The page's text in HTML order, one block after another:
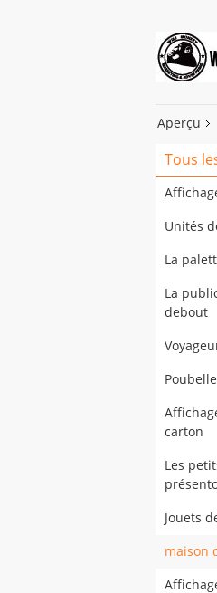
Aperçu
Tous
Unités
La
La
debout
carton
Les
Jouets
maison